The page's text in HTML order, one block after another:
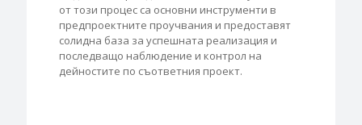
от този процес са основни инструменти в
предпроектните проучвания и предоставят
солидна база за успешната реализация и
последващо наблюдение и контрол на
дейностите по съответния проект.